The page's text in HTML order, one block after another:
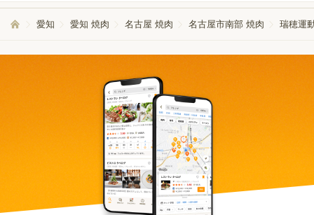
愛知 愛知 焼肉 名古屋 焼肉 名古屋市南部 焼肉 瑞穂運